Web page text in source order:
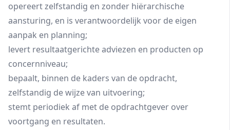
opereert zelfstandig en zonder hiërarchische
aansturing, en is verantwoordelijk voor de eigen
aanpak en planning;
levert resultaatgerichte adviezen en producten op
concernniveau;
bepaalt, binnen de kaders van de opdracht,
zelfstandig de wijze van uitvoering;
stemt periodiek af met de opdrachtgever over
voortgang en resultaten.